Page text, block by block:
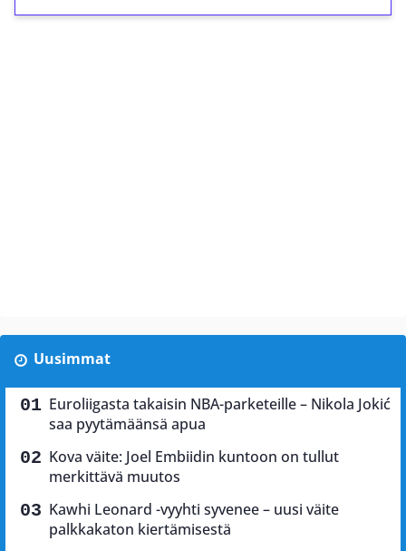
Uusimmat
Euroliigasta takaisin NBA-parketeille – Nikola Jokić
saa pyytämäänsä apua
Kova väite: Joel Embiidin kuntoon on tullut
merkittävä muutos
Kawhi Leonard -vyyhti syvenee – uusi väite
palkkakaton kiertämisestä